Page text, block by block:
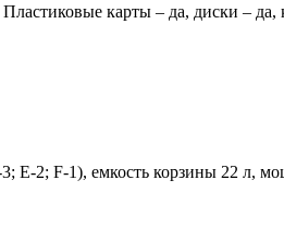
карты – да, диски – да,
2; F-1), емкость корзины 22 л,